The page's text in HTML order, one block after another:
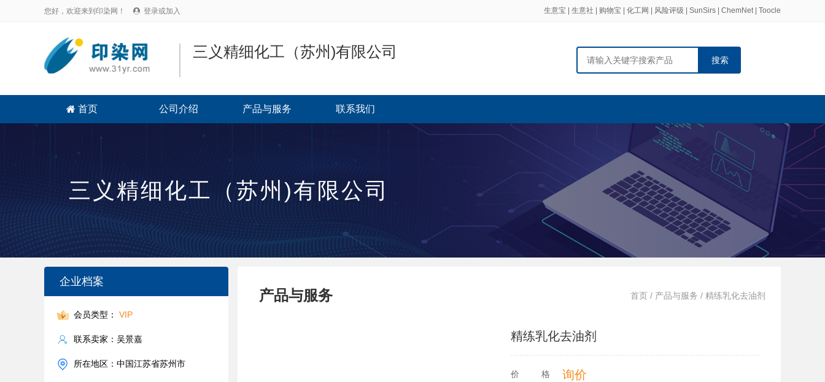
您好，欢迎来到印染网！  登录或加入 生意宝 生意社 购物宝 化工网 风险评级 SunSirs ChemNet| Toocle
三义精细化工（苏州)有限公司 搜索
 首页 公司介绍 产品与服务 联系我们
三义精细化工（苏州)有限公司
企业档案
会员类型： VIP
联系卖家：吴景嘉
所在地区：中国江苏省苏州市
首页 / 产品与服务 / 精练乳化去油剂
产品与服务
精练乳化去油剂
价格 询价